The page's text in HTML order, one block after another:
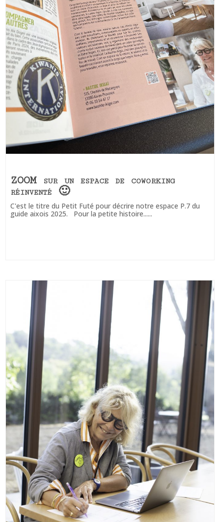
ZOOM sur un espace de coworking
réinventé 🙂
C'est le titre du Petit Futé pour décrire notre espace P.7 du
guide aixois 2025. Pour la petite histoire......